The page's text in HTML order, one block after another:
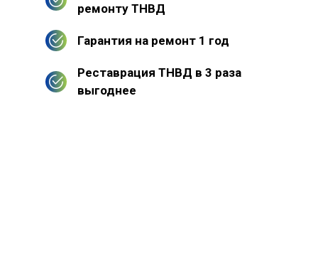
ремонту ТНВД
Гарантия на ремонт 1 год
Реставрация ТНВД в 3 раза
выгоднее